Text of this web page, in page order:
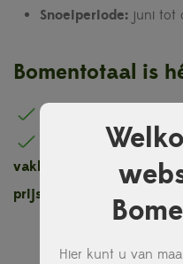
Hier kunt u van
Snoeiperiode: juni tot
Bomentotaal is
Eigen kwekerij
Eigen bezorg en
vakkundig team
prijs